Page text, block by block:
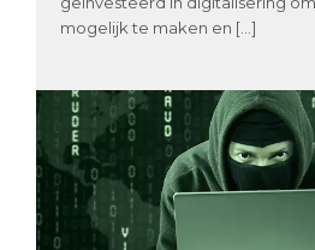
mogelijk te maken en […]